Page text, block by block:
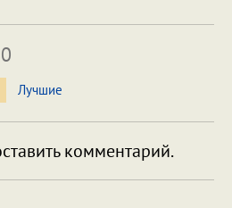
Лучшие
комментарий.